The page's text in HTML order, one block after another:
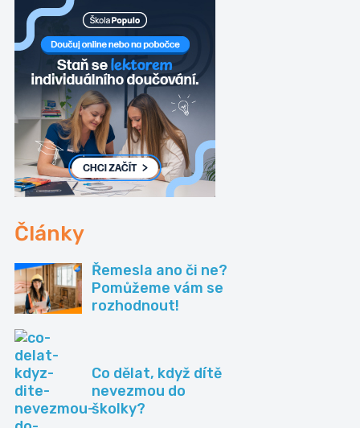
Články
Řemesla ano či ne?
Pomůžeme vám se
rozhodnout!
Co dělat, když dítě
nevezmou do
školky?